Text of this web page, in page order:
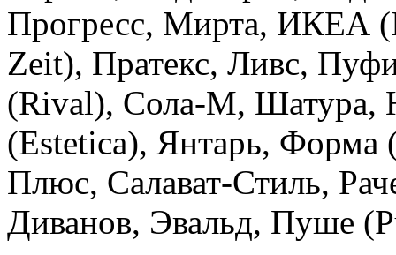
Прогресс, Мирта, ИКЕА
Zeit), Пратекс, Ливс,
(Rival), Сола-М, Шатура,
(Estetica), Янтарь, Форма
Плюс, Салават-Стиль,
Диванов, Эвальд, Пуше